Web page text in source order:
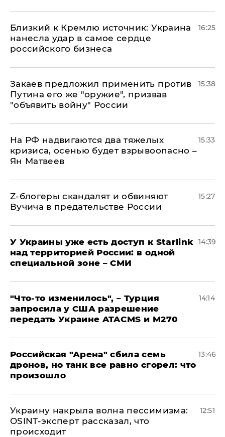
Близкий к Кремлю источник: Украина
нанесла удар в самое сердце
российского бизнеса
16:25
Закаев предложил применить против
Путина его же "оружие", призвав
"объявить войну" России
15:38
На РФ надвигаются два тяжелых
кризиса, осенью будет взрывоопасно –
Ян Матвеев
15:33
Z-блогеры скандалят и обвиняют
Вучича в предательстве России
15:27
У Украины уже есть доступ к Starlink
над территорией России: в одной
специальной зоне – СМИ
14:39
​"Что-то изменилось", – Турция
запросила у США разрешение
передать Украине ATACMS и M270
14:14
​Российская "Арена" сбила семь
дронов, но танк все равно сгорел: что
произошло
13:46
​Украину накрыла волна пессимизма:
OSINT-эксперт рассказал, что
происходит
12:51